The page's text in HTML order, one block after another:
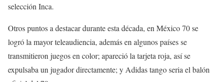
selección Inca.
Otros puntos a destacar durante esta década, en México 70 se
logró la mayor teleaudiencia, además en algunos países se
transmitieron juegos en color; apareció la tarjeta roja, así se
expulsaba un jugador directamente; y Adidas tango seria el balón